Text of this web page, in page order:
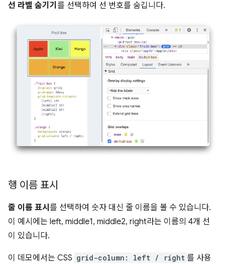
선 라벨 숨기기 를 선택하여 선 번호를 숨깁니다.
행 이름 표시
줄 이름 표시 를 선택하여 숫자 대신 줄 이름을 볼 수 있습니다.
이 예시에는 left, middle1, middle2, right라는 이름의 4개 선
이 있습니다.
이 데모에서는 CSS grid-column: left / right 를 사용